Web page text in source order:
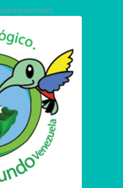
Leave a comment